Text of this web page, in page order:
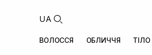
UA
ВОЛОССЯ ОБЛИЧЧЯ ТІЛО